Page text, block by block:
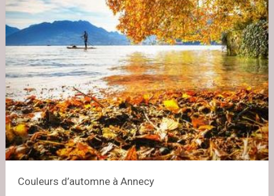
Couleurs d’automne à Annecy